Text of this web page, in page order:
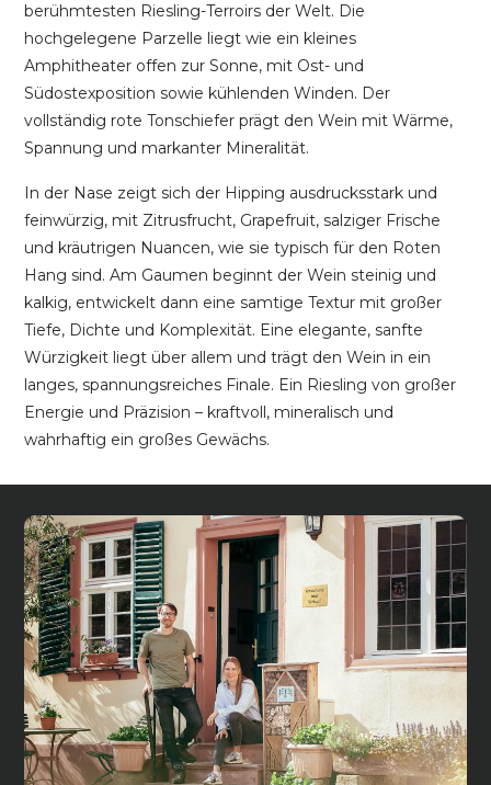
berühmtesten Riesling-Terroirs der Welt. Die
hochgelegene Parzelle liegt wie ein kleines
Amphitheater offen zur Sonne, mit Ost- und
Südostexposition sowie kühlenden Winden. Der
vollständig rote Tonschiefer prägt den Wein mit Wärme,
Spannung und markanter Mineralität.
In der Nase zeigt sich der Hipping ausdrucksstark und
feinwürzig, mit Zitrusfrucht, Grapefruit, salziger Frische
und kräutrigen Nuancen, wie sie typisch für den Roten
Hang sind. Am Gaumen beginnt der Wein steinig und
kalkig, entwickelt dann eine samtige Textur mit großer
Tiefe, Dichte und Komplexität. Eine elegante, sanfte
Würzigkeit liegt über allem und trägt den Wein in ein
langes, spannungsreiches Finale. Ein Riesling von großer
Energie und Präzision – kraftvoll, mineralisch und
wahrhaftig ein großes Gewächs.